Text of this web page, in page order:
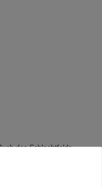
des Schlachtfelds
Marker